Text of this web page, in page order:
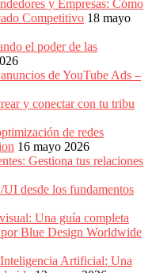
y Empresas: Cómo
Competitivo 18 mayo
el poder de las
de YouTube Ads –
y conectar con tu tribu
de redes
16 mayo 2026
Gestiona tus relaciones
desde los fundamentos
Una guía completa
Blue Design Worldwide
Artificial: Una